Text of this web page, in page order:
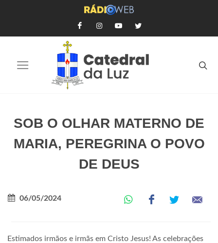
SOB O OLHAR MATERNO DE
MARIA, PEREGRINA O POVO
DE DEUS
06/05/2024
Estimados irmãos e irmãs em Cristo Jesus! As celebrações